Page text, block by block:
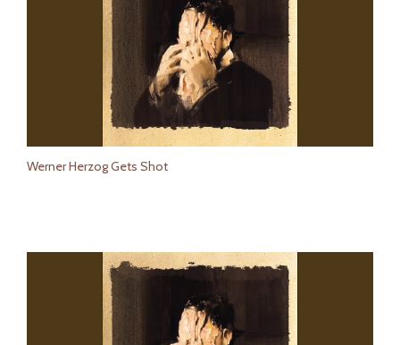
Werner Herzog Gets Shot